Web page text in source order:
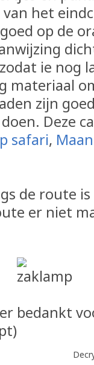
het
op de
ie nog
materiaal
zijn
Deze
safari,
de route
er niet
bedankt
)